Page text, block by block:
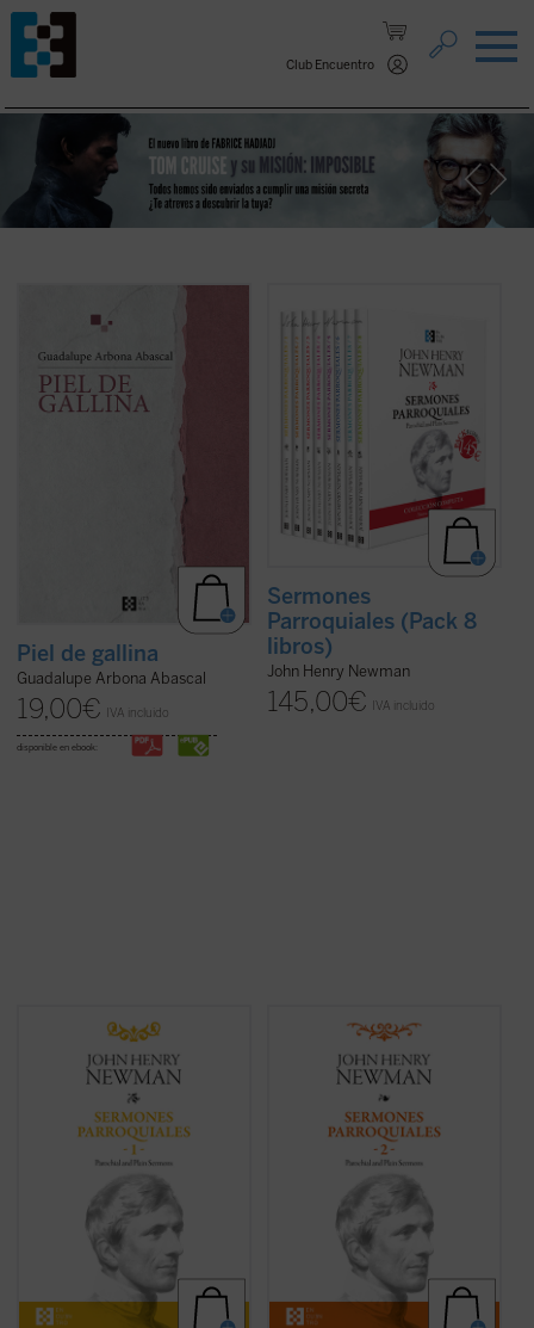
Club Encuentro
Saltar al contenido.
cuando tengo miedo, pero también me
repente caigo en la cuenta de que estoy
viva y que hay alguien que sostiene mi
existencia». Tercera parte de un diario
literario,Piel de gallinaconsolida el estilo
íntimo de la autora en sus reflexiones
(ver ficha)
Piel de gallina
Guadalupe Arbona Abascal
19,00€ IVA incluido
disponible en ebook:
encuentran las semillas de todos los
grandes temas que el nuevo santo
desarrollará durante su vida y obra. Este
pack contiene la colección completa de 8
libros con los Sermones parroquialesde
John Henry Newman publicados en su
totalidad por Ediciones Encuentro....
(ver
Sermones
Parroquiales (Pack 8
libros)
John Henry Newman
145,00€ IVA incluido
Desde su ordenación como pastor
anglicano hasta su muerte como cardenal
católico, la figura de Newman no deja de
sorprender por la coherencia de su
trayectoria. En estosSermones
, un clásico de la espiritualidad
cristiana que ha inspirado a todas las
generaciones de cristianos desde su
predicación entre 1825 y 1833 hasta hoy, se
encuentran ya las semillas de todos los ...
En estos treinta y dos sermones, John
Henry Newman vuelve a poner de
manifiesto su fuerza, frescura y audacia.
Fuerza en la verdad de su mensaje, que es
el mensaje de Dios; frescura en la palabra,
con un lenguaje cercano y familiar que se
aleja del empleado en sus estudios
teológicos; y audacia para acercar al
hombre a lo verdaderamente esencial del